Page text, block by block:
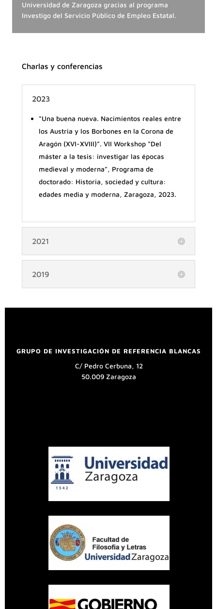
Universidad de Zaragoza gracias al programa
Investigo del Servicio Público de Empleo Estatal.
Charlas y conferencias
2023
“Una buena nueva. Nacimientos reales entre
los Austria y los Borbones en la Corona de
Aragón (XVI-XVIII)”. VII Workshop “Del
máster a la tesis: investigar las épocas
medieval y moderna”, Programa de
doctorado: Historia, sociedad y cultura:
edades media y moderna, Zaragoza, 2023.
2021
2019
GRUPO DE INVESTIGACIÓN DE REFERENCIA BLANCAS
C/ Pedro Cerbuna, 12
50.009 Zaragoza